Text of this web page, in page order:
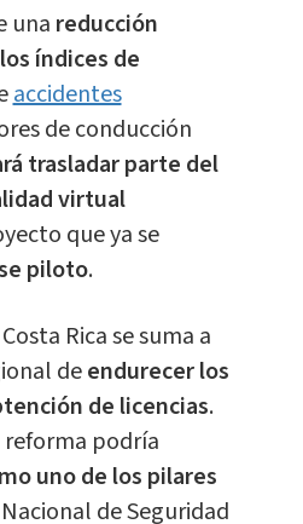
una reducción
índices de
accidentes
de conducción
trasladar parte del
virtual
que ya se
piloto.
Rica se suma a
deendurecer los
de licencias.
reforma podría
uno de los pilares
de Seguridad